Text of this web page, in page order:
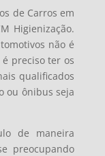
de Carros em
Higienização.
não é
preciso ter os
qualificados
ou ônibus seja
de maneira
preocupando